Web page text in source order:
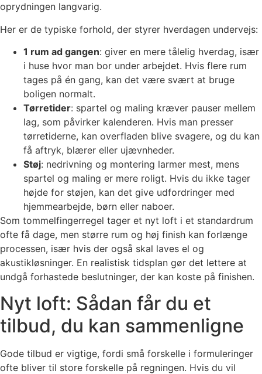
oprydningen langvarig.
Her er de typiske forhold, der styrer hverdagen undervejs:
1 rum ad gangen: giver en mere tålelig hverdag, især
i huse hvor man bor under arbejdet. Hvis flere rum
tages på én gang, kan det være svært at bruge
boligen normalt.
Tørretider: spartel og maling kræver pauser mellem
lag, som påvirker kalenderen. Hvis man presser
tørretiderne, kan overfladen blive svagere, og du kan
få aftryk, blærer eller ujævnheder.
Støj: nedrivning og montering larmer mest, mens
spartel og maling er mere roligt. Hvis du ikke tager
højde for støjen, kan det give udfordringer med
hjemmearbejde, børn eller naboer.
Som tommelfingerregel tager et nyt loft i et standardrum
ofte få dage, men større rum og høj finish kan forlænge
processen, især hvis der også skal laves el og
akustikløsninger. En realistisk tidsplan gør det lettere at
undgå forhastede beslutninger, der kan koste på finishen.
Nyt loft: Sådan får du et
tilbud, du kan sammenligne
Gode tilbud er vigtige, fordi små forskelle i formuleringer
ofte bliver til store forskelle på regningen. Hvis du vil